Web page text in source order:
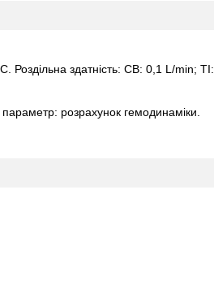
здатність: СВ: 0,1 L/min; ТІ:
розрахунок гемодинаміки.